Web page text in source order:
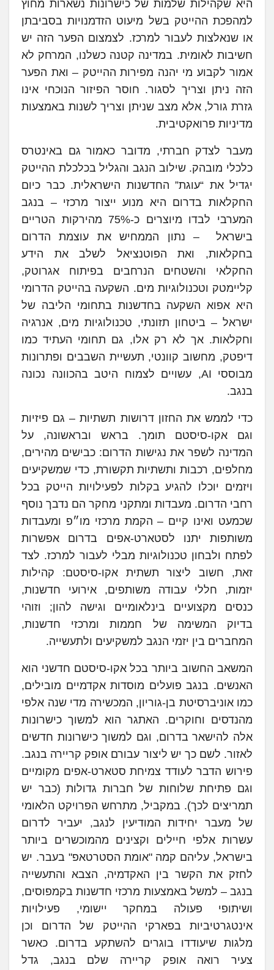
היא שקהילות שלמות של כישרונות נשארות מחוץ
למהפכת ההייטק בשל מיעוט הזדמנויות בסביבתן
או שנאלצות לעבור למרכז. לצמצום הפער הזה יש
חשיבות לאומית. במדינה קטנה כשלנו, המרחק לא
אמור לקבוע מי יהנה מפירות ההייטק – ואת הפער
הזה ניתן וצריך לסגור. חוסר הפיזור הנוכחי אינו
גזרת גורל, אלא מצב שניתן וצריך לשנות באמצעות
מדיניות פרואקטיבית.
מעבר לצדק חברתי, מדובר כאמור גם באינטרס
כלכלי מובהק. שילוב הנגב והגליל בכלכלת ההייטק
יגדיל את “עוגת” החדשנות הישראלית. כבר כיום
החקלאות בדרום היא מנוע ייצור מרכזי – בנגב
המערבי לבדו מיוצרים כ-75% מהירקות הטריים
בישראל – נתון הממחיש את עוצמת הדרום
בחקלאות, ואת הפוטנציאל לשלב את הידע
החקלאי והשטחים הנרחבים בפיתוח אגרוטק,
קליימטק וטכנולוגיות מים. השקעה בהייטק הדרומי
היא אפוא השקעה בחדשנות בתחומי הליבה של
ישראל – ביטחון תזונתי, טכנולוגיות מים, אנרגיה
וחקלאות. אך לא רק אלו, גם תחומי העתיד כמו
דיפטק, מחשוב קוונטי, תעשיית השבבים ופתרונות
מבוססי AI, עשויים לצמוח היטב בהכוונה נכונה
בנגב.
כדי לממש את החזון דרושות תשתיות – גם פיזיות
וגם אקו-סיסטם תומך. בראש ובראשונה, על
המדינה לשפר את נגישות הדרום: כבישים מהירים,
מחלפים, רכבות ותשתיות תקשורת, כדי שמשקיעים
ויזמים יוכלו להגיע בקלות לפעילויות הייטק בכל
רחבי הדרום. מעבדות ומתקני מחקר הם נדבך נוסף
שכמעט ואינו קיים – הקמת מרכזי מו״פ ומעבדות
משותפות יתנו לסטארט-אפים בדרום אפשרות
לפתח ולבחון טכנולוגיות מבלי לעבור למרכז. לצד
זאת, חשוב ליצור תשתית אקו-סיסטם: קהילות
יזמות, חללי עבודה משותפים, אירועי חדשנות,
כנסים מקצועיים בינלאומיים וגישה להון; וזוהי
בדיוק המשימה של חממות ומרכזי חדשנות,
המחברים בין יזמי הנגב למשקיעים ולתעשייה.
המשאב החשוב ביותר בכל אקו-סיסטם חדשני הוא
האנשים. בנגב פועלים מוסדות אקדמיים מובילים,
כמו אוניברסיטת בן-גוריון, המכשירה מדי שנה אלפי
מהנדסים וחוקרים. האתגר הוא למשוך כישרונות
אלה להישאר בדרום, וגם למשוך כישרונות חדשים
לאזור. לשם כך יש ליצור עבורם אופק קריירה בנגב.
פירוש הדבר לעודד צמיחת סטארט-אפים מקומיים
וגם פתיחת שלוחות של חברות גדולות (כבר יש
תמריצים לכך). במקביל, מתרחש הפרויקט הלאומי
של מעבר יחידות המודיעין לנגב, יעביר לדרום
עשרות אלפי חיילים וקצינים מהמוכשרים ביותר
בישראל, עליהם קמה "אומת הסטרטאפ" בעבר. יש
לחזק את הקשר בין האקדמיה, הצבא והתעשייה
בנגב – למשל באמצעות מרכזי חדשנות בקמפוסים,
ושיתופי פעולה במחקר יישומי, פעילויות
אינטגרטיביות בפארקי ההייטק של הדרום וכן
מלגות שיעודדו בוגרים להשתקע בדרום. כאשר
צעיר רואה אופק קריירה שלם בנגב, גדל